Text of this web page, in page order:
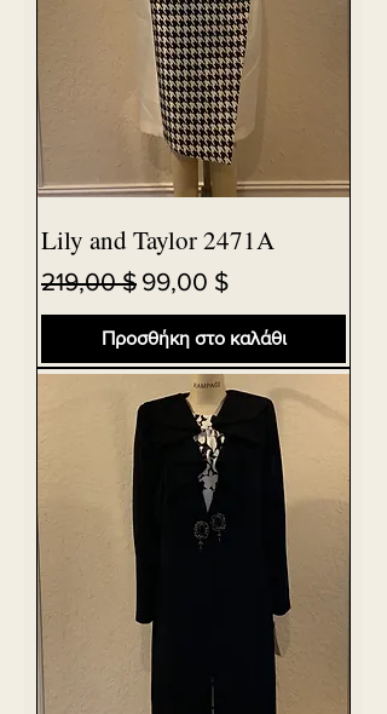
Lily and Taylor 2471A
Κανονική τιμή
219,00 $ Τιμή Έκπτωσης
99,00 $
Προσθήκη στο καλάθι